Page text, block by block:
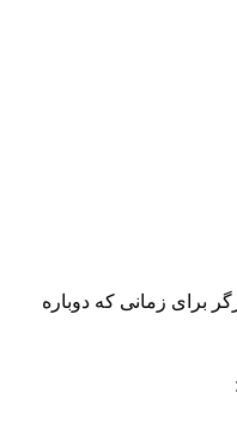
برای زمانی که دوباره